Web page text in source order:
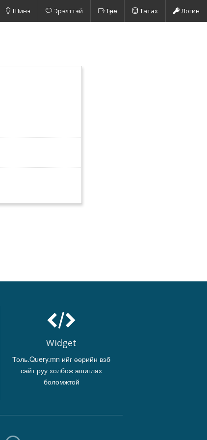
Шинэ Эрэлттэй Төрөл Татах Логин
Widget
Толь.Query.mn ийг өөрийн вэб
сайт руу холбож ашиглах
боломжтой